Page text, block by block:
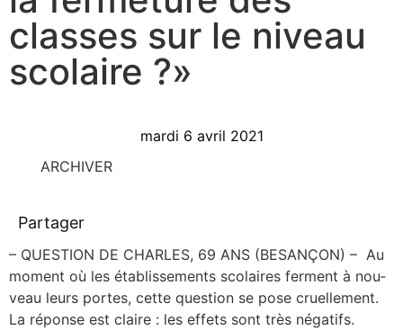
classes sur le niveau
scolaire ?»
mardi 6 avril 2021
ARCHIVER
Partager
– QUESTION DE CHARLES, 69 ANS (BESANÇON) – Au
moment où les éta­blis­se­ments sco­laires ferment à nou­
veau leurs portes, cette ques­tion se pose cruel­le­ment.
La réponse est claire : les effets sont très néga­tifs.